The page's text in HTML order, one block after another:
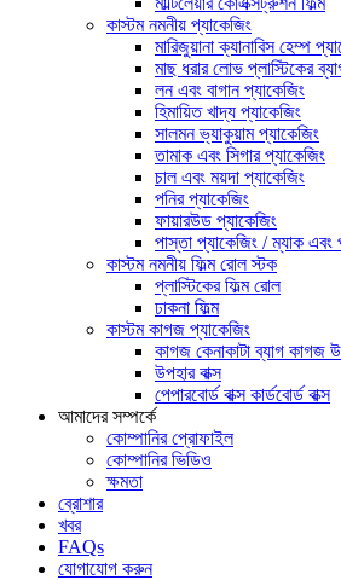
কাস্টম নমনীয় প্যাকেজিং
মারিজুয়ানা ক্যানাবিস হেম্প
মাছ ধরার লোভ প্লাস্টিকের
লন এবং বাগান প্যাকেজিং
হিমায়িত খাদ্য প্যাকেজিং
সালমন ভ্যাকুয়াম প্যাকেজিং
তামাক এবং সিগার প্যাকেজিং
চাল এবং ময়দা প্যাকেজিং
পনির প্যাকেজিং
ফায়ারউড প্যাকেজিং
পাস্তা প্যাকেজিং / ম্যাক এবং
কাস্টম নমনীয় ফিল্ম রোল স্টক
প্লাস্টিকের ফিল্ম রোল
ঢাকনা ফিল্ম
কাস্টম কাগজ প্যাকেজিং
কাগজ কেনাকাটা ব্যাগ কাগজ
উপহার বাক্স
পেপারবোর্ড বাক্স কার্ডবোর্ড বাক্স
আমাদের সম্পর্কে
কোম্পানির প্রোফাইল
কোম্পানির ভিডিও
ক্ষমতা
ব্রোশার
খবর
FAQs
যোগাযোগ করুন